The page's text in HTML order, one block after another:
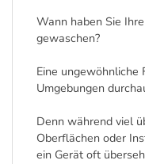
Wann haben Sie
gewaschen?
Eine ungewöhnliche
Umgebungen
Denn während viel
Oberflächen oder
ein Gerät oft